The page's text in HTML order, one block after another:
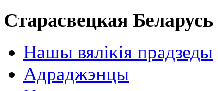
Старасвецкая Беларусь
Нашы вялікія прадзеды
Адраджэнцы